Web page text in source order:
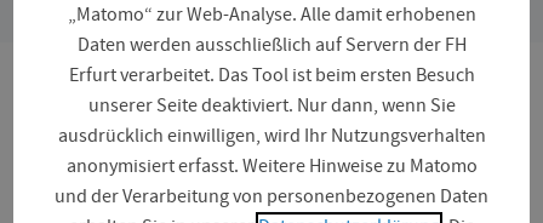
Sie
sind
hier:
Lange Nacht der
Wissenschaften 2026
„Matomo“ zur Web-Analyse. Alle damit erhobenen
Daten werden ausschließlich auf Servern der FH
Erfurt verarbeitet. Das Tool ist beim ersten Besuch
unserer Seite deaktiviert. Nur dann, wenn Sie
ausdrücklich einwilligen, wird Ihr Nutzungsverhalten
anonymisiert erfasst. Weitere Hinweise zu Matomo
und der Verarbeitung von personenbezogenen Daten